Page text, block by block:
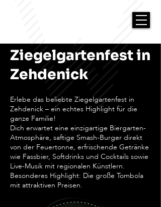
Ziegelgartenfest in
Zehdenick
Erlebe das beliebte Ziegelgartenfest in
Zehdenick – ein echtes Highlight für die
ganze Familie!
Dich erwartet eine einzigartige Biergarten-
Atmosphäre, saftige Smash-Burger direkt
von der Feuertonne, erfrischende Getränke
wie Fassbier, Softdrinks und Cocktails sowie
Live-Musik mit regionalen Künstlern.
Besonderes Highlight: Die große Tombola
mit attraktiven Preisen.